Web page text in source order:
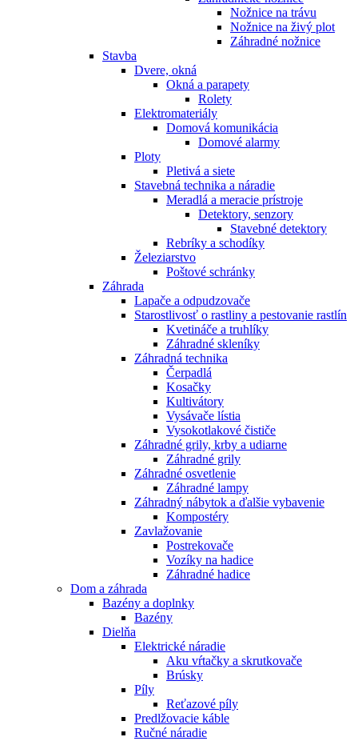
Nožnice na trávu
Nožnice na živý plot
Záhradné nožnice
Stavba
Dvere, okná
Okná a parapety
Rolety
Elektromateriály
Domová komunikácia
Domové alarmy
Ploty
Pletivá a siete
Stavebná technika a náradie
Meradlá a meracie prístroje
Detektory, senzory
Stavebné detektory
Rebríky a schodíky
Železiarstvo
Poštové schránky
Záhrada
Lapače a odpudzovače
Starostlivosť o rastliny a pestovanie rastlín
Kvetináče a truhlíky
Záhradné skleníky
Záhradná technika
Čerpadlá
Kosačky
Kultivátory
Vysávače lístia
Vysokotlakové čističe
Záhradné grily, krby a udiarne
Záhradné grily
Záhradné osvetlenie
Záhradné lampy
Záhradný nábytok a ďalšie vybavenie
Kompostéry
Zavlažovanie
Postrekovače
Vozíky na hadice
Záhradné hadice
Dom a záhrada
Bazény a doplnky
Bazény
Dielňa
Elektrické náradie
Aku vŕtačky a skrutkovače
Brúsky
Píly
Reťazové píly
Predlžovacie káble
Ručné náradie